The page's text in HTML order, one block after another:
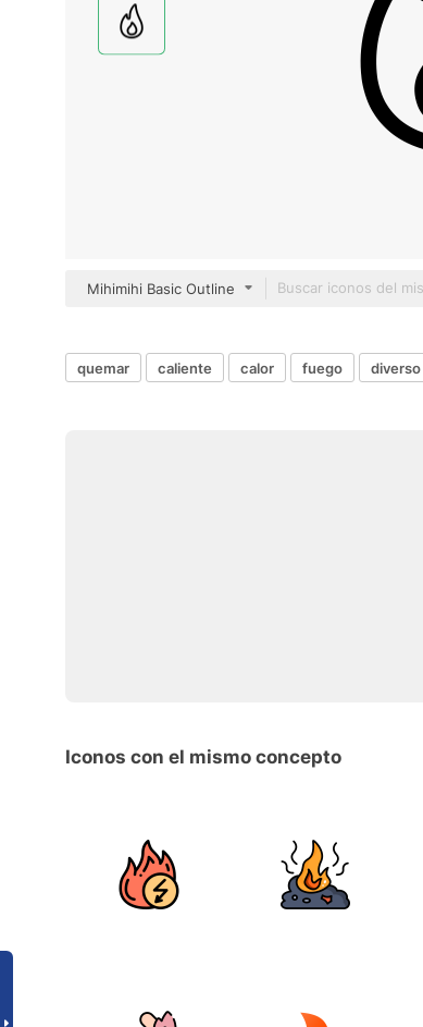
Mihimihi Basic Outline
quemar caliente calor fuego diverso
Iconos con el mismo concepto